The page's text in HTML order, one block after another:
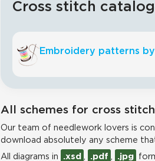
Cross stitch
Embroidery patterns
All schemes for cross
Our team of needlework lovers is
download absolutely any scheme
All diagrams in .xsd .pdf .jpg